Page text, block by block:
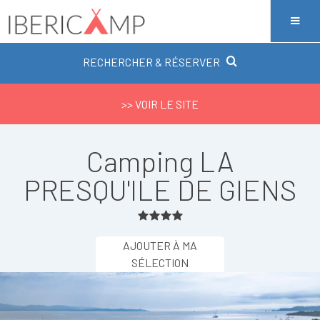
RECHERCHER & RÉSERVER
>> VOIR LE SITE
Camping LA
PRESQU'ILE DE GIENS
AJOUTER À MA
SÉLECTION